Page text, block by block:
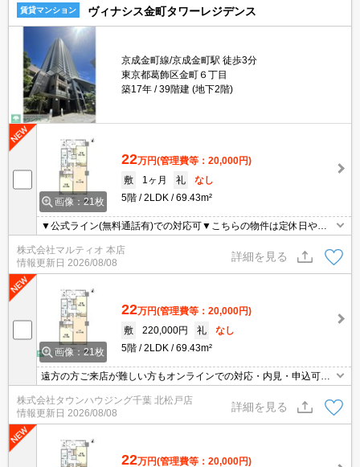
賃貸マンション ヴィナシス金町タワーレジデンス
京成金町線/京成金町駅 徒歩3分
東京都葛飾区金町６丁目
築17年
39階建 (地下2階)
画像：21枚
22万円(管理費等：20,000円)
敷
1ヶ月 礼
なし
5階
2LDK 69.43m²
▼公式ライン(無料通話有)での対応可▼こちらの物件は定休日や営
業時間外も含め、お時間が取りにくい方でも柔軟にご対応させて頂
きます▼オンライン内見・契約等対応可▼現地集合現地解散可▼
株式会社マルティオ 本店
情報更新日 2026/08/08
詳細を見る
画像：21枚
22万円(管理費等：20,000円)
敷
220,000円 礼
なし
5階
2LDK 69.43m²
遠方の方ご来店が難しい方もオンラインでの対応・内見・申込可能
です！
株式会社タウンハウジング千葉 北松戸店
情報更新日 2026/08/08
詳細を見る
22万円(管理費等：20,000円)